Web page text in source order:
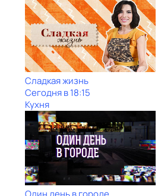
Сладкая жизнь
Сегодня в 18:15
Кухня